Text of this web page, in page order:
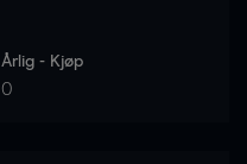
Årlig - Kjøp
0